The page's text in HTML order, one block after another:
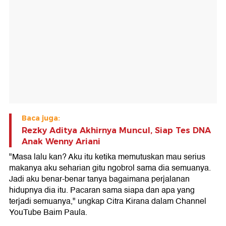
Baca juga:
Rezky Aditya Akhirnya Muncul, Siap Tes DNA
Anak Wenny Ariani
"Masa lalu kan? Aku itu ketika memutuskan mau serius
makanya aku seharian gitu ngobrol sama dia semuanya.
Jadi aku benar-benar tanya bagaimana perjalanan
hidupnya dia itu. Pacaran sama siapa dan apa yang
terjadi semuanya," ungkap Citra Kirana dalam Channel
YouTube Baim Paula.